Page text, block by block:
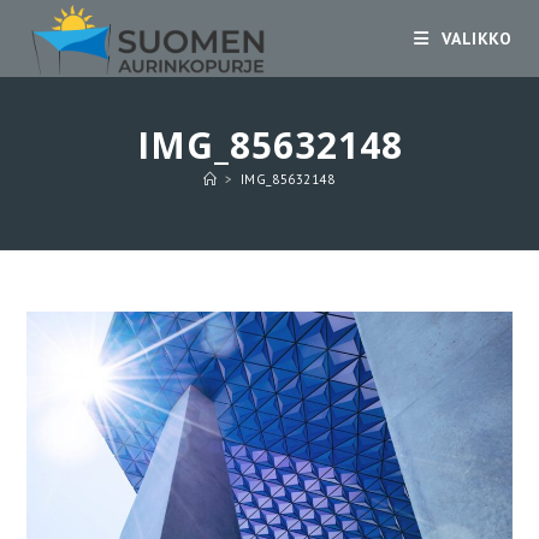
suoraan
sisältöön
VALIKKO
IMG_85632148
> IMG_85632148